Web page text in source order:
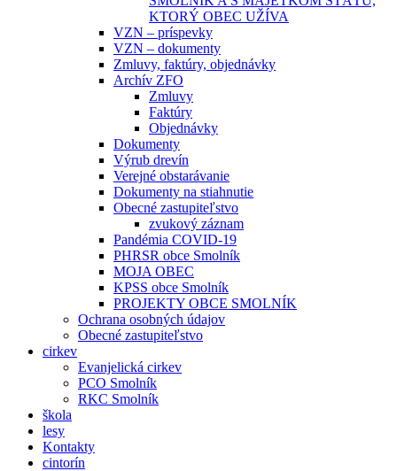
KTORÝ OBEC UŽÍVA
VZN – príspevky
VZN – dokumenty
Zmluvy, faktúry, objednávky
Archív ZFO
Zmluvy
Faktúry
Objednávky
Dokumenty
Výrub drevín
Verejné obstarávanie
Dokumenty na stiahnutie
Obecné zastupiteľstvo
zvukový záznam
Pandémia COVID-19
PHRSR obce Smolník
MOJA OBEC
KPSS obce Smolník
PROJEKTY OBCE SMOLNÍK
Ochrana osobných údajov
Obecné zastupiteľstvo
cirkev
Evanjelická cirkev
PCO Smolník
RKC Smolník
škola
lesy
Kontakty
cintorín